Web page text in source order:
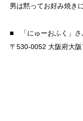
男は黙ってお好み焼き
■ 「にゅーおふく」さ
〒530-0052 大阪府大